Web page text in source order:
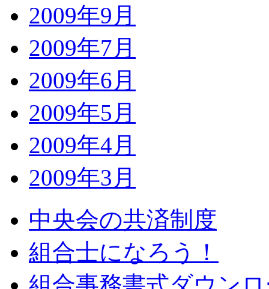
2009年9月
2009年7月
2009年6月
2009年5月
2009年4月
2009年3月
中央会の共済制度
組合士になろう！